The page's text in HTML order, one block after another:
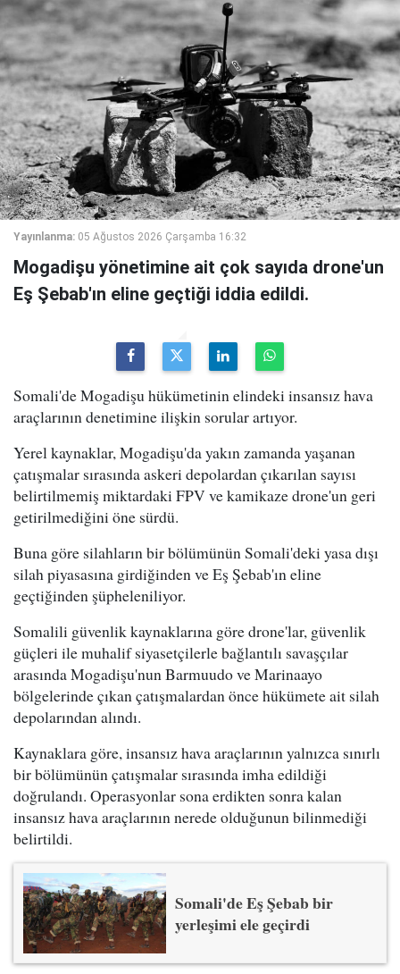
Yayınlanma: 05 Ağustos 2026 Çarşamba 16:32
Mogadişu yönetimine ait çok sayıda drone'un
Eş Şebab'ın eline geçtiği iddia edildi.
Somali'de Mogadişu hükümetinin elindeki insansız hava
araçlarının denetimine ilişkin sorular artıyor.
Yerel kaynaklar, Mogadişu'da yakın zamanda yaşanan
çatışmalar sırasında askeri depolardan çıkarılan sayısı
belirtilmemiş miktardaki FPV ve kamikaze drone'un geri
getirilmediğini öne sürdü.
Buna göre silahların bir bölümünün Somali'deki yasa dışı
silah piyasasına girdiğinden ve Eş Şebab'ın eline
geçtiğinden şüpheleniliyor.
Somalili güvenlik kaynaklarına göre drone'lar, güvenlik
güçleri ile muhalif siyasetçilerle bağlantılı savaşçılar
arasında Mogadişu'nun Barmuudo ve Marinaayo
bölgelerinde çıkan çatışmalardan önce hükümete ait silah
depolarından alındı.
Kaynaklara göre, insansız hava araçlarının yalnızca sınırlı
bir bölümünün çatışmalar sırasında imha edildiği
doğrulandı. Operasyonlar sona erdikten sonra kalan
insansız hava araçlarının nerede olduğunun bilinmediği
belirtildi.
Somali'de Eş Şebab bir
yerleşimi ele geçirdi